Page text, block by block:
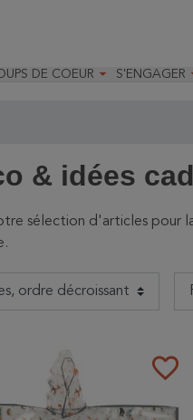
DE COEUR  S'ENGAGER
& idées
sélection d'articles pour
favorite_border